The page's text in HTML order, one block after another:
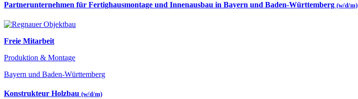
Partnerunternehmen für Fertighausmontage und Innenausbau in Bayern und Baden-Württemberg (w/d/m)
Freie Mitarbeit
Produktion & Montage
Bayern und Baden-Württemberg
Konstrukteur Holzbau (w/d/m)